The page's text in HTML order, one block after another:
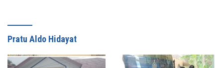
Pratu Aldo Hidayat